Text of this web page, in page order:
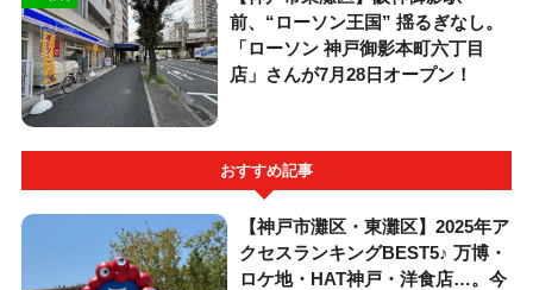
前、“ローソン王国” 揺るぎなし。
「ローソン 神戸御影本町六丁目
店」さんが7月28日オープン！
おすすめ記事
【神戸市灘区・東灘区】2025年ア
クセスランキングBEST5♪ 万博・
ロケ地・HAT神戸・洋食店…。今